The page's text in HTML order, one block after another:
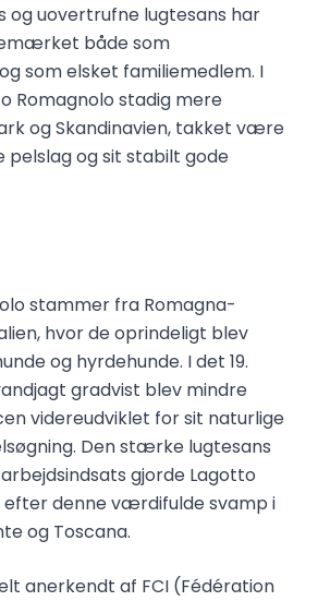
og uovertrufne lugtesans har
både som
som elsket familiemedlem. I
Romagnolo stadig mere
og Skandinavien, takket være
pelslag og sit stabilt gode
stammer fra Romagna-
hvor de oprindeligt blev
og hyrdehunde. I det 19.
gradvist blev mindre
videreudviklet for sit naturlige
Den stærke lugtesans
gjorde Lagotto
efter denne værdifulde svamp i
og Toscana.
anerkendt af FCI (Fédération